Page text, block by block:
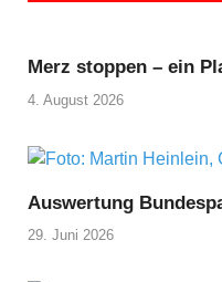
Merz stoppen – ein
4. August 2026
Auswertung
29. Juni 2026